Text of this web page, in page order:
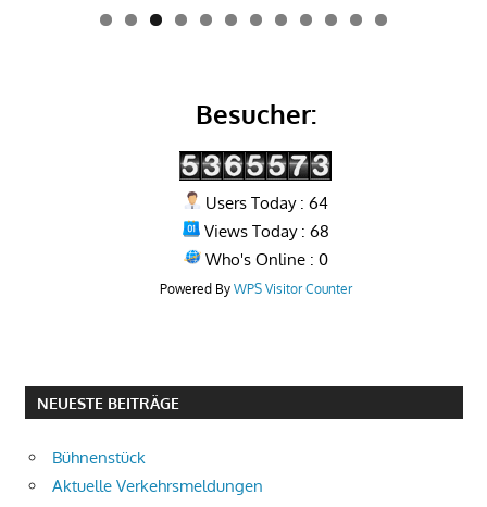
0 1 2
Besucher:
Users Today : 64
Views Today : 68
Who's Online : 0
Powered By WPS Visitor Counter
NEUESTE BEITRÄGE
Bühnenstück
Aktuelle Verkehrsmeldungen